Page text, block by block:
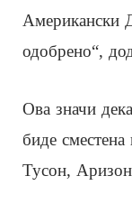
Американски
одобрено“,
Ова значи
биде
Тусон,